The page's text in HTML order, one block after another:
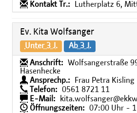
Kontakt Tr.:
Lutherplatz 6,
Ev. Kita Wolfsanger
Unter 3 J. Ab 3 J.
Anschrift:
Wolfsangerstraße
Hasenhecke
Ansprechp.:
Frau Petra Kisling
Telefon:
0561 8721 11
E-Mail:
Öffnungszeiten:
07:00 Uhr -